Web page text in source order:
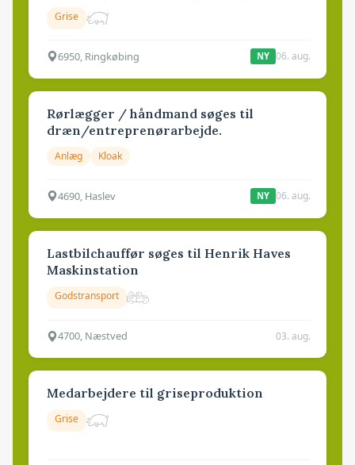
Grise
6950, Ringkøbing NY 06. aug.
Rørlægger / håndmand søges til
dræn/entreprenørarbejde.
Anlæg Kloak
4690, Haslev NY 06. aug.
Lastbilchauffør søges til Henrik Haves
Maskinstation
Godstransport
4700, Næstved 03. aug.
Medarbejdere til griseproduktion
Grise